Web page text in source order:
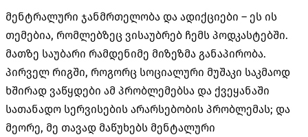
მენტრალური ჯანმრთელობა და ადიქციები – ეს ის
თემებია, რომლებზეც ვისაუბრებ ჩემს პოდკასტებში.
მათზე საუბარი რამდენიმე მიზეზმა განაპირობა.
პირველ რიგში, როგორც სოციალური მუშაკი საკმაოდ
ხშირად ვაწყდები ამ პრობლემებსა და ქვეყანაში
სათანადო სერვისების არარსებობის პრობლემას; და
მეორე, მე თავად მაწუხებს მენტალური